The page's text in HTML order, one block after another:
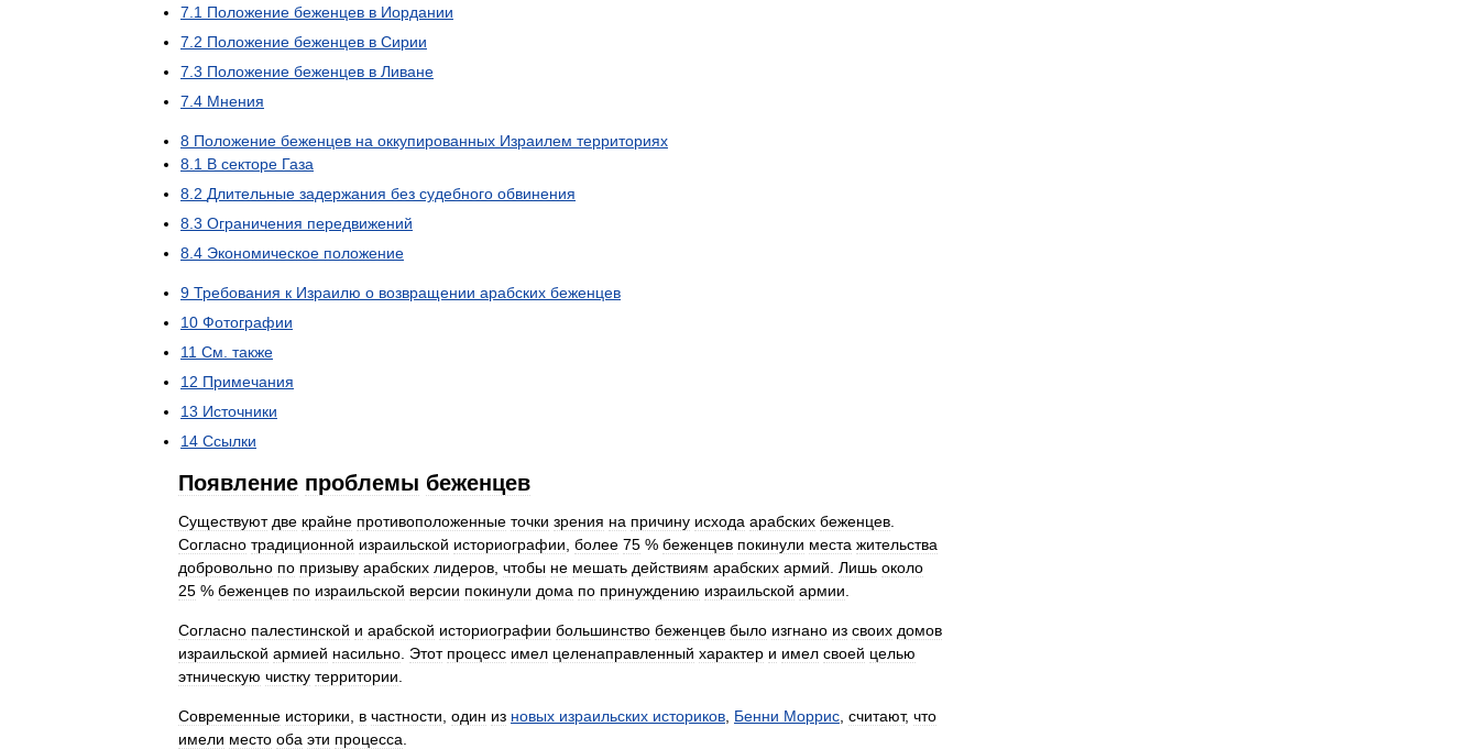
7 1 Положение беженцев в Иордании
7 2 Положение беженцев в Сирии
7 3 Положение беженцев в Ливане
7 4 Мнения
8 Положение беженцев на оккупированных Израилем территориях
8 1 В секторе Газа
8 2 Длительные задержания без судебного обвинения
8 3 Ограничения передвижений
8 4 Экономическое положение
9 Требования к Израилю о возвращении арабских беженцев
10 Фотографии
11 См также
12 Примечания
13 Источники
14 Ссылки
Появление проблемы беженцев
Существуют две крайне противоположенные точки зрения на причину исхода арабских беженцев
Согласно традиционной израильской историографии более 75 % беженцев покинули места жительства
добровольно по призыву арабских лидеров чтобы не мешать действиям арабских армий Лишь около
25 % беженцев по израильской версии покинули дома по принуждению израильской армии
Согласно палестинской и арабской историографии большинство беженцев было изгнано из своих домов
израильской армией насильно Этот процесс имел целенаправленный характер и имел своей целью
этническую чистку территории
Современные историки в частности один из новых израильских историков Бенни Моррис считают, что
имели место оба эти процесса